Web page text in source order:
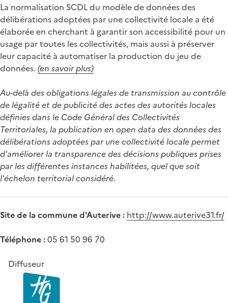
La normalisation SCDL du modèle de données des
délibérations adoptées par une collectivité locale a été
élaborée en cherchant à garantir son accessibilité pour un
usage par toutes les collectivités, mais aussi à préserver
leur capacité à automatiser la production du jeu de
données. (en savoir plus)
Au-delà des obligations légales de transmission au contrôle
de légalité et de publicité des actes des autorités locales
définies dans le Code Général des Collectivités
Territoriales, la publication en open data des données des
délibérations adoptées par une collectivité locale permet
d'améliorer la transparence des décisions publiques prises
par les différentes instances habilitées, quel que soit
l'échelon territorial considéré.
Site de la commune d'Auterive : http://www.auterive31.fr/
Téléphone :05 61 50 96 70
Diffuseur